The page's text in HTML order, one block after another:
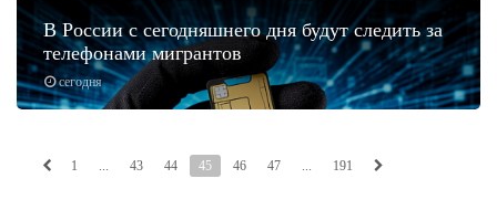
сегодня
В России с сегодняшнего дня будут следить за
телефонами мигрантов
1 ... 43 44 45 46 47 ... 191